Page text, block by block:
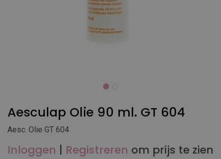
Aesculap Olie 90 ml. GT 604
Aesc. Olie GT 604
Inloggen | Registreren om prijs te zien